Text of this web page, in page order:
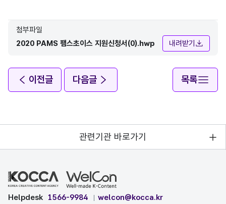
첨부파일
2020 PAMS 팸스초이스 지원신청서(0).hwp
내려받기
이전글 다음글 목록
관련기관 바로가기
Helpdesk 1566-9984 welcon@kocca.kr